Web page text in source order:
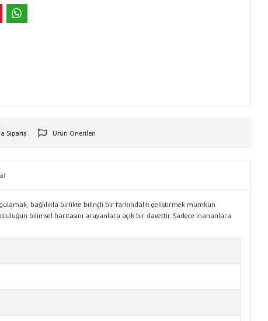
Sipariş Ürün Önerileri
bağlılıkla birlikte bilinçli bir farkındalık geliştirmek mümkün
bilimsel haritasını arayanlara açık bir davettir. Sadece inananlara